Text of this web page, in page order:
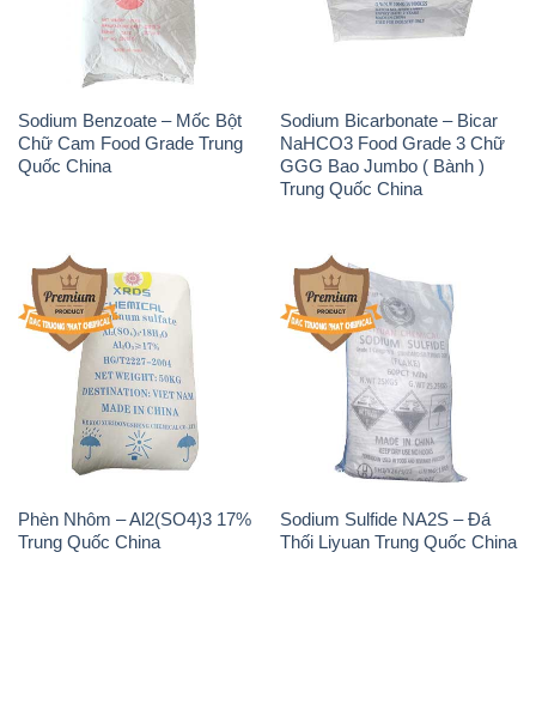
Quốc China
GGG Bao Jumbo ( Bành )
Trung Quốc China
Phèn Nhôm – Al2(SO4)3 17%
Trung Quốc China
Sodium Sulfide NA2S – Đá
Thối Liyuan Trung Quốc China